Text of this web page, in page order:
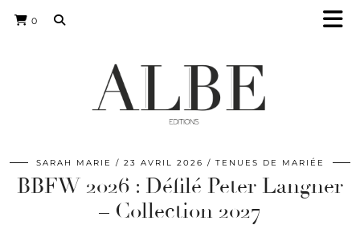
0
SARAH MARIE 23 AVRIL 2026 TENUES DE MARIÉE
BBFW 2026 : Défilé Peter Langner
– Collection 2027